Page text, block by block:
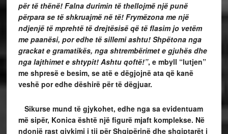
për të thënë! Falna durimin të thellojmë një punë
përpara se të shkruajmë në të! Frymëzona me një
ndjenjë të mprehtë të drejtësisë që të flasim jo vetëm
me paanësi, por edhe të sillemi ashtu! Shpëtona nga
grackat e gramatikës, nga shtrembërimet e gjuhës dhe
nga lajthimet e shtypit! Ashtu qoftë!”, e mbyll “lutjen”
me shpresë e besim, se atë e dëgjojnë ata që kanë
veshë por edhe dëshirë për të dëgjuar.
Sikurse mund të gjykohet, edhe nga sa evidentuam
më sipër, Konica është një figurë mjaft komplekse. Në
ndonjë rast gjykimi i tij për Shqipërinë dhe shqiptarët i